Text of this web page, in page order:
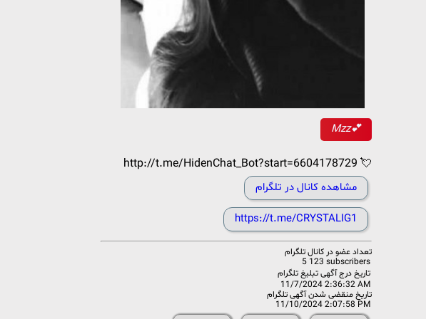
Mzz💕
http://t.me/HidenChat_Bot?start=6604178729 💘
مشاهده کانال در تلگرام
https://t.me/CRYSTALIG1
تعداد عضو در کانال تلگرام
5 123 subscribers
تاریخ درج آگهی تبلیغ تلگرام
11/7/2024 2:36:32 AM
تاریخ منقضی شدن آگهی تلگرام
11/10/2024 2:07:58 PM